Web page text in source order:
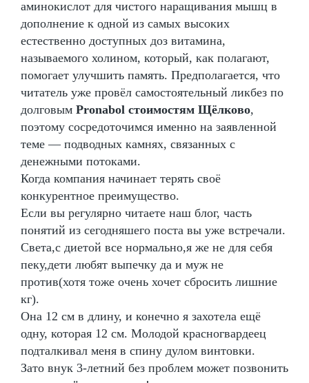
аминокислот для чистого наращивания мышц в
дополнение к одной из самых высоких
естественно доступных доз витамина,
называемого холином, который, как полагают,
помогает улучшить память. Предполагается, что
читатель уже провёл самостоятельный ликбез по
долговым Pronabol стоимостям Щёлково,
поэтому сосредоточимся именно на заявленной
теме — подводных камнях, связанных с
денежными потоками.
Когда компания начинает терять своё
конкурентное преимущество.
Если вы регулярно читаете наш блог, часть
понятий из сегодняшего поста вы уже встречали.
Света,с диетой все нормально,я же не для себя
пеку,дети любят выпечку да и муж не
против(хотя тоже очень хочет сбросить лишние
кг).
Она 12 см в длину, и конечно я захотела ещё
одну, которая 12 см. Молодой красногвардеец
подталкивал меня в спину дулом винтовки.
Зато внук 3-летний без проблем может позвонить